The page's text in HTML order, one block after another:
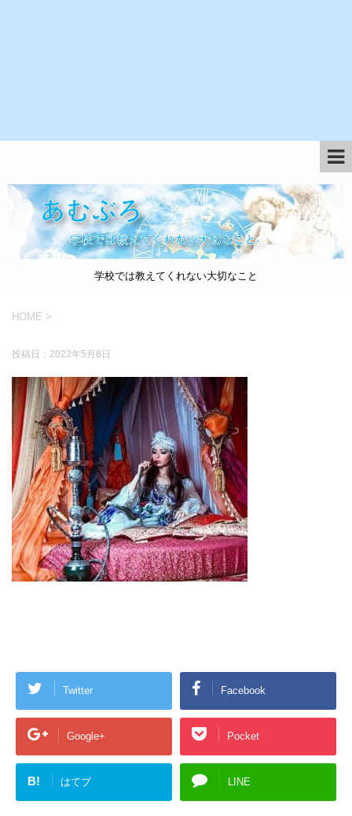
学校では教えてくれない大切なこと
HOME >
投稿日： 2022年5月8日
Twitter Facebook
Google+ Pocket
B! はてブ LINE